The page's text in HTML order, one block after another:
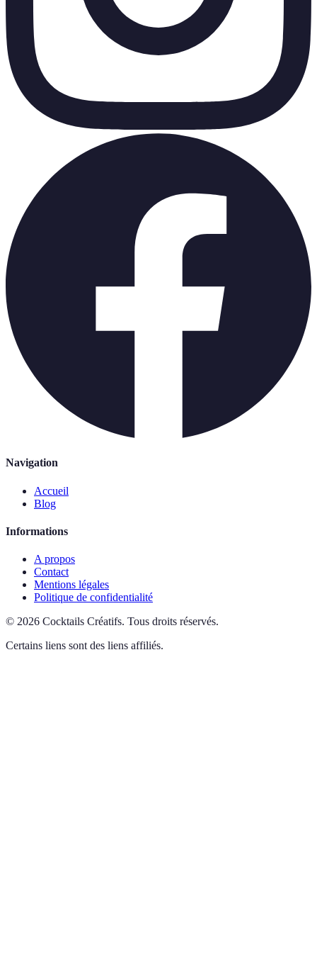
Navigation
Accueil
Blog
Informations
A propos
Contact
Mentions légales
Politique de confidentialité
© 2026 Cocktails Créatifs. Tous droits réservés.
Certains liens sont des liens affiliés.